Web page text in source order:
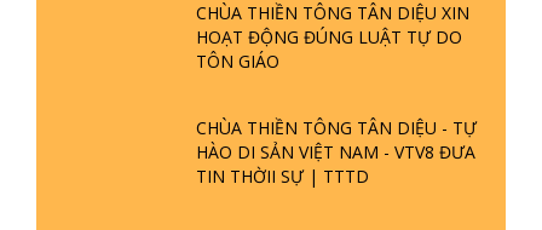
CHÙA THIỀN TÔNG TÂN DIỆU XIN
HOẠT ĐỘNG ĐÚNG LUẬT TỰ DO
TÔN GIÁO
CHÙA THIỀN TÔNG TÂN DIỆU - TỰ
HÀO DI SẢN VIỆT NAM - VTV8 ĐƯA
TIN THỜII SỰ | TTTD